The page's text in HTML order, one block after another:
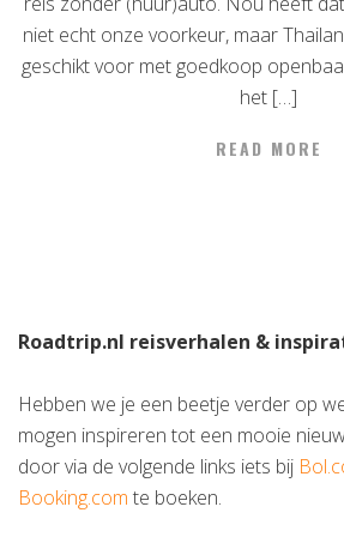
niet echt onze voorkeur, maar
geschikt voor met goedkoop
het […]
READ MORE
Roadtrip.nl reisverhalen &
Hebben we je een beetje verder op
mogen inspireren tot een mooie
door via de volgende links iets bij
Booking.com te boeken.